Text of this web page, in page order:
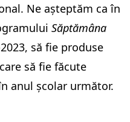
Ne așteptăm ca în
Săptămâna
să fie produse
să fie făcute
anul școlar următor.